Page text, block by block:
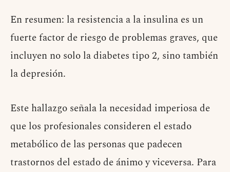
En resumen: la resistencia a la insulina es un
fuerte factor de riesgo de problemas graves, que
incluyen no solo la diabetes tipo 2, sino también
la depresión.
Este hallazgo señala la necesidad imperiosa de
que los profesionales consideren el estado
metabólico de las personas que padecen
trastornos del estado de ánimo y viceversa. Para